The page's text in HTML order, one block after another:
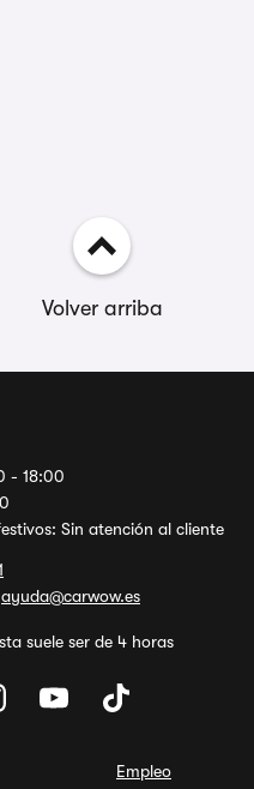
Volver arriba
- 18:00
Sin atención al cliente
ayuda@carwow.es
suele ser de 4 horas
Empleo